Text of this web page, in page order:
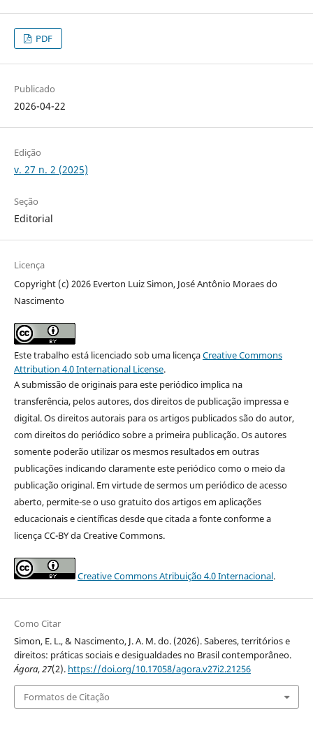
PDF
Publicado
2026-04-22
Edição
v. 27 n. 2 (2025)
Seção
Editorial
Licença
Copyright (c) 2026 Everton Luiz Simon, José Antônio Moraes do
Nascimento
Este trabalho está licenciado sob uma licençaCreative Commons
Attribution 4.0 International License.
A submissão de originais para este periódico implica na
transferência, pelos autores, dos direitos de publicação impressa e
digital. Os direitos autorais para os artigos publicados são do autor,
com direitos do periódico sobre a primeira publicação. Os autores
somente poderão utilizar os mesmos resultados em outras
publicações indicando claramente este periódico como o meio da
publicação original. Em virtude de sermos um periódico de acesso
aberto, permite-se o uso gratuito dos artigos em aplicações
educacionais e científicas desde que citada a fonte conforme a
licença CC-BY da Creative Commons.
Creative Commons Atribuição 4.0 Internacional.
Como Citar
Simon, E. L., & Nascimento, J. A. M. do. (2026). Saberes, territórios e
direitos: práticas sociais e desigualdades no Brasil contemporâneo.
Ágora,27(2). https://doi.org/10.17058/agora.v27i2.21256
Formatos de Citação